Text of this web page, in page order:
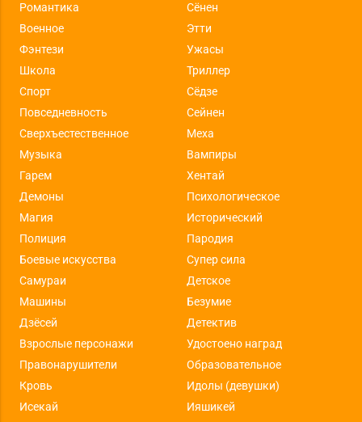
Романтика
Сёнен
Военное
Этти
Фэнтези
Ужасы
Школа
Триллер
Спорт
Сёдзе
Повседневность
Сейнен
Сверхъестественное
Меха
Музыка
Вампиры
Гарем
Хентай
Демоны
Психологическое
Магия
Исторический
Полиция
Пародия
Боевые искусства
Супер сила
Самураи
Детское
Машины
Безумие
Дзёсей
Детектив
Взрослые персонажи
Удостоено наград
Правонарушители
Образовательное
Кровь
Идолы (девушки)
Исекай
Ияшикей